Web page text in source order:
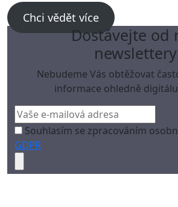
Chci vědět více
Dostávejte od
newslettery
Nebudeme Vás obtěžovat
informace ohledně
Souhlasím se zpracováním
GDPR